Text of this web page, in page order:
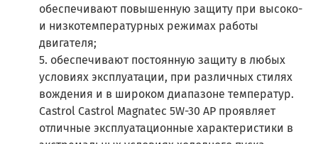
обеспечивают повышенную защиту при высоко-
и низкотемпературных режимах работы
двигателя;
5. обеспечивают постоянную защиту в любых
условиях эксплуатации, при различных стилях
вождения и в широком диапазоне температур.
Castrol Castrol Magnatec 5W-30 AP проявляет
отличные эксплуатационные характеристики в